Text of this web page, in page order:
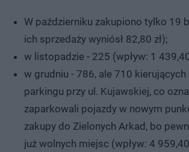
W październiku zakupiono tylko 19
ich sprzedaży wyniósł 82,80 zł);
w listopadzie - 225 (wpływ: 1
w grudniu - 786, ale 710 kierujących
parkingu przy ul. Kujawskiej, co
zaparkowali pojazdy w nowym
zakupy do Zielonych Arkad, bo
już wolnych miejsc (wpływ: 4 959,40